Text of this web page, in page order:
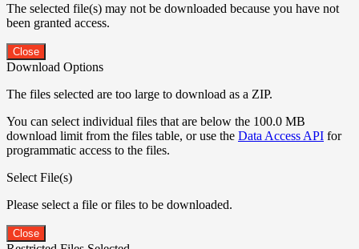
The selected file(s) may not be downloaded because you have not
been granted access.
Close
Download Options
The files selected are too large to download as a ZIP.
You can select individual files that are below the 100.0 MB
download limit from the files table, or use the Data Access API for
programmatic access to the files.
Select File(s)
Please select a file or files to be downloaded.
Close